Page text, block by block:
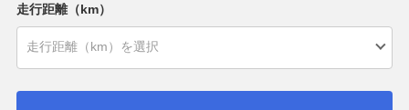
走行距離（km）